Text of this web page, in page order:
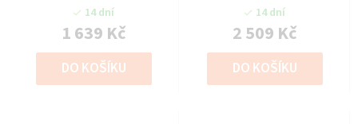
14 dní
1 639 Kč
DO KOŠÍKU
14 dní
2 509 Kč
DO KOŠÍKU